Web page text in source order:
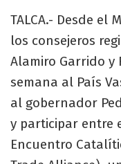
TALCA.- Desde el
los consejeros
Alamiro Garrido y
semana al País
al gobernador
y participar entre
Encuentro